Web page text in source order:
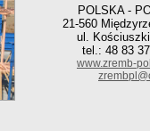
POLSKA -
21-560
ul.
tel.: 48 83
www.zremb-